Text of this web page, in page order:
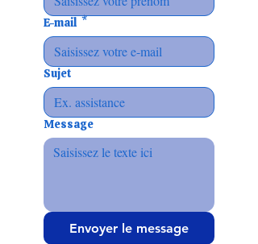
E-mail *
Sujet
Message
Envoyer le message